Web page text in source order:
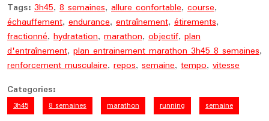
Tags: 3h45, 8 semaines, allure confortable, course,
échauffement, endurance, entraînement, étirements,
fractionné, hydratation, marathon, objectif, plan
d'entraînement, plan entrainement marathon 3h45 8 semaines,
renforcement musculaire, repos, semaine, tempo, vitesse
Categories:
3h45 8 semaines marathon running semaine